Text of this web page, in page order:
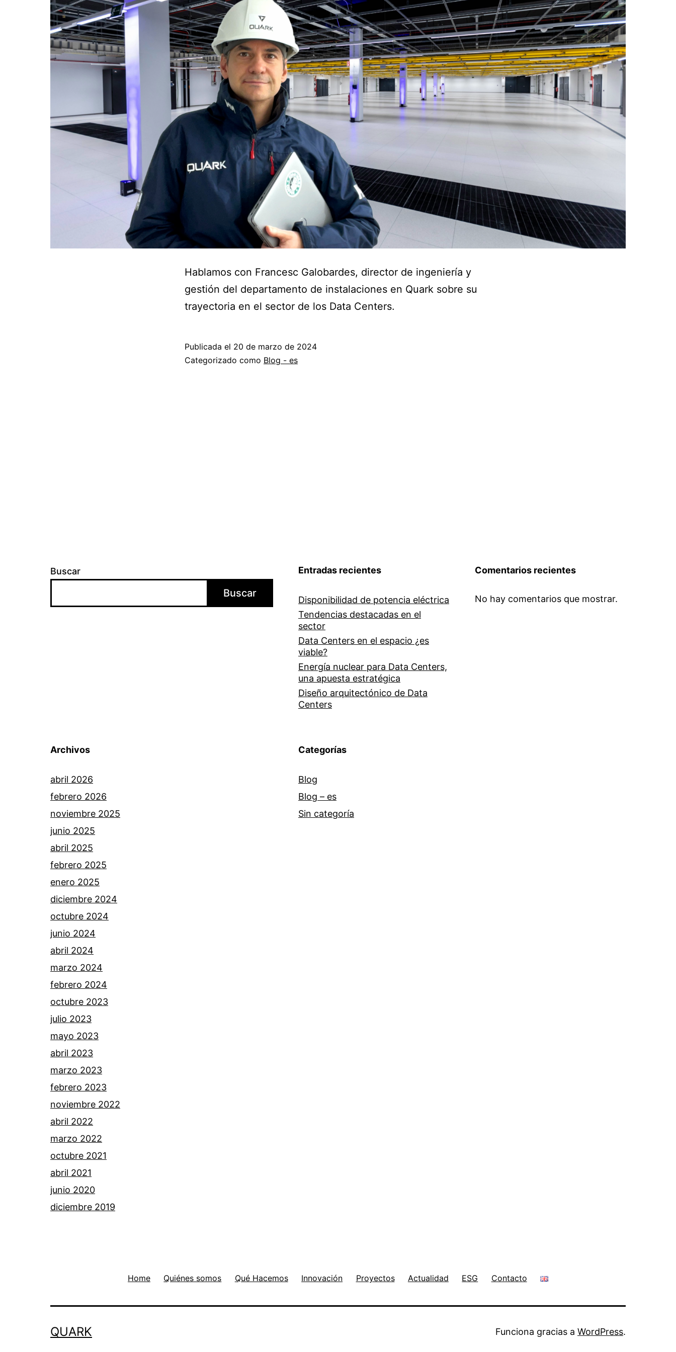
Hablamos con Francesc Galobardes, director de ingeniería y
gestión del departamento de instalaciones en Quark sobre su
trayectoria en el sector de los Data Centers.
Publicada el 20 de marzo de 2024
Categorizado como Blog - es
Buscar
Buscar
Entradas recientes
Disponibilidad de potencia eléctrica
Tendencias destacadas en el
sector
Data Centers en el espacio ¿es
viable?
Energía nuclear para Data Centers,
una apuesta estratégica
Diseño arquitectónico de Data
Centers
Comentarios recientes
No hay comentarios que mostrar.
Archivos
abril 2026
febrero 2026
noviembre 2025
junio 2025
abril 2025
febrero 2025
enero 2025
diciembre 2024
octubre 2024
junio 2024
abril 2024
marzo 2024
febrero 2024
octubre 2023
julio 2023
mayo 2023
abril 2023
marzo 2023
febrero 2023
noviembre 2022
abril 2022
marzo 2022
octubre 2021
abril 2021
junio 2020
diciembre 2019
Categorías
Blog
Blog – es
Sin categoría
Home Quiénes somos Qué Hacemos Innovación Proyectos Actualidad ESG Contacto
QUARK Funciona gracias a WordPress.